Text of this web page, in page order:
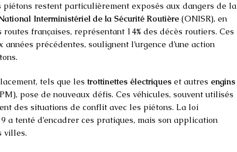
restent particulièrement exposés aux dangers de la
Interministériel de la Sécurité Routière (ONISR), en
françaises, représentant 14% des décès routiers. Ces
précédentes, soulignent l’urgence d’une action
tels que les trottinettes électriques et autres engins
pose de nouveaux défis. Ces véhicules, souvent utilisés
des situations de conflit avec les piétons. La loi
a tenté d’encadrer ces pratiques, mais son application
villes.